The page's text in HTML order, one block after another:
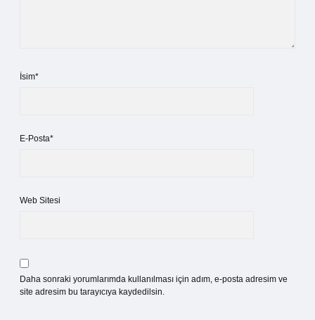
İsim*
E-Posta*
Web Sitesi
Daha sonraki yorumlarımda kullanılması için adım, e-posta adresim ve
site adresim bu tarayıcıya kaydedilsin.